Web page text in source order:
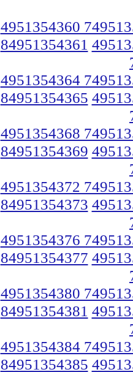
4951354360
84951354361
4951354364
84951354365
4951354368
84951354369
4951354372
84951354373
4951354376
84951354377
4951354380
84951354381
4951354384
84951354385